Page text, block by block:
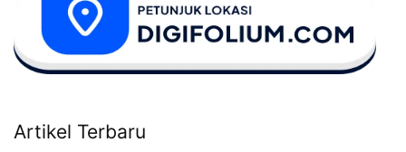
Artikel Terbaru